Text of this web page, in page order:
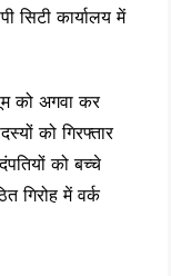
सिटी कार्यालय में
को अगवा कर
को गिरफ्तार
को बच्चे
में वर्क